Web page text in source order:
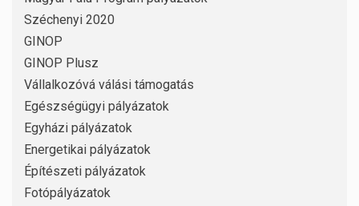
Széchenyi 2020
GINOP
GINOP Plusz
Vállalkozóvá válási támogatás
Egészségügyi pályázatok
Egyházi pályázatok
Energetikai pályázatok
Építészeti pályázatok
Fotópályázatok